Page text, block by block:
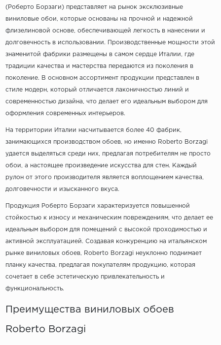
(Роберто Борзаги) представляет на рынок эксклюзивные
виниловые обои, которые основаны на прочной и надежной
флизелиновой основе, обеспечивающей легкость в нанесении и
долговечность в использовании. Производственные мощности этой
знаменитой фабрики размещены в самом сердце Италии, где
традиции качества и мастерства передаются из поколения в
поколение. В основном ассортимент продукции представлен в
стиле модерн, который отличается лаконичностью линий и
современностью дизайна, что делает его идеальным выбором для
оформления современных интерьеров.
На территории Италии насчитывается более 40 фабрик,
занимающихся производством обоев, но именно Roberto Borzagi
удается выделяться среди них, предлагая потребителям не просто
обои, а настоящее произведение искусства для стен. Каждый
рулон от этого производителя является воплощением качества,
долговечности и изысканного вкуса.
Продукция Роберто Борзаги характеризуется повышенной
стойкостью к износу и механическим повреждениям, что делает ее
идеальным выбором для помещений с высокой проходимостью и
активной эксплуатацией. Создавая конкуренцию на итальянском
рынке виниловых обоев, Roberto Borzagi неуклонно поднимает
планку качества, предлагая покупателям продукцию, которая
сочетает в себе эстетическую привлекательность и
функциональность.
Преимущества виниловых обоев
Roberto Borzagi